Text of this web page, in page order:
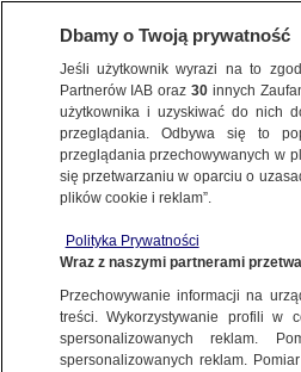
ŚWIAT
nie może się rozpędzić
24.02.2019, 06:59
Udostępnij
Dbamy o Twoją prywatność
Jeśli użytkownik wyrazi na to
Partnerów IAB oraz30 innych
użytkownika i uzyskiwać do nich
przeglądania. Odbywa się to
przeglądania przechowywanych w
się przetwarzaniu w oparciu o
plików cookie i reklam”.
Polityka Prywatności
Wraz z naszymi partnerami
Przechowywanie informacji na
treści. Wykorzystywanie profili w
spersonalizowanych reklam.
spersonalizowanych reklam.